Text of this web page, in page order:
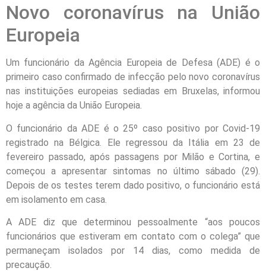
Novo coronavírus na União
Europeia
Um funcionário da Agência Europeia de Defesa (ADE) é o
primeiro caso confirmado de infecção pelo novo coronavírus
nas instituições europeias sediadas em Bruxelas, informou
hoje a agência da União Europeia.
O funcionário da ADE é o 25º caso positivo por Covid-19
registrado na Bélgica. Ele regressou da Itália em 23 de
fevereiro passado, após passagens por Milão e Cortina, e
começou a apresentar sintomas no último sábado (29).
Depois de os testes terem dado positivo, o funcionário está
em isolamento em casa.
A ADE diz que determinou pessoalmente “aos poucos
funcionários que estiveram em contato com o colega” que
permaneçam isolados por 14 dias, como medida de
precaução.